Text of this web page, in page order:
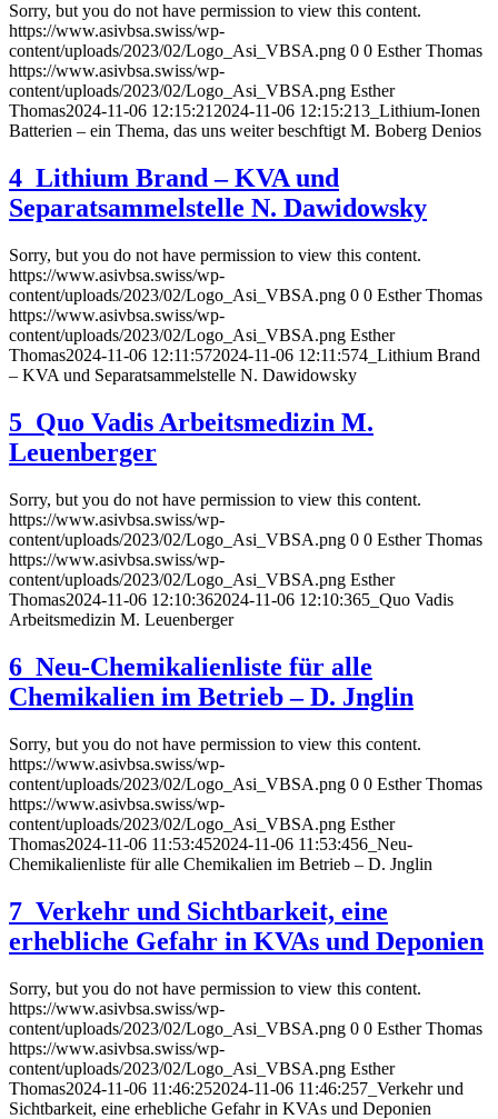
Sorry, but you do not have permission to view this content.
https://www.asivbsa.swiss/wp-
content/uploads/2023/02/Logo_Asi_VBSA.png 0 0 Esther Thomas
https://www.asivbsa.swiss/wp-
content/uploads/2023/02/Logo_Asi_VBSA.png Esther
Thomas2024-11-06 12:15:21 2024-11-06 12:15:213_Lithium-Ionen
Batterien – ein Thema, das uns weiter beschftigt M. Boberg Denios
4_Lithium Brand – KVA und
Separatsammelstelle N. Dawidowsky
Sorry, but you do not have permission to view this content.
https://www.asivbsa.swiss/wp-
content/uploads/2023/02/Logo_Asi_VBSA.png 0 0 Esther Thomas
https://www.asivbsa.swiss/wp-
content/uploads/2023/02/Logo_Asi_VBSA.png Esther
Thomas2024-11-06 12:11:572024-11-06 12:11:574_Lithium Brand
– KVA und Separatsammelstelle N. Dawidowsky
5_Quo Vadis Arbeitsmedizin M.
Leuenberger
Sorry, but you do not have permission to view this content.
https://www.asivbsa.swiss/wp-
content/uploads/2023/02/Logo_Asi_VBSA.png 0 0 Esther Thomas
https://www.asivbsa.swiss/wp-
content/uploads/2023/02/Logo_Asi_VBSA.png Esther
Thomas2024-11-06 12:10:362024-11-06 12:10:365_Quo Vadis
Arbeitsmedizin M. Leuenberger
6_Neu-Chemikalienliste für alle
Chemikalien im Betrieb – D. Jnglin
Sorry, but you do not have permission to view this content.
https://www.asivbsa.swiss/wp-
content/uploads/2023/02/Logo_Asi_VBSA.png 0 0 Esther Thomas
https://www.asivbsa.swiss/wp-
content/uploads/2023/02/Logo_Asi_VBSA.png Esther
Thomas2024-11-06 11:53:452024-11-06 11:53:456_Neu-
Chemikalienliste für alle Chemikalien im Betrieb – D. Jnglin
7_Verkehr und Sichtbarkeit, eine
erhebliche Gefahr in KVAs und Deponien
Sorry, but you do not have permission to view this content.
https://www.asivbsa.swiss/wp-
content/uploads/2023/02/Logo_Asi_VBSA.png 0 0 Esther Thomas
https://www.asivbsa.swiss/wp-
content/uploads/2023/02/Logo_Asi_VBSA.png Esther
Thomas2024-11-06 11:46:252024-11-06 11:46:257_Verkehr und
Sichtbarkeit, eine erhebliche Gefahr in KVAs und Deponien